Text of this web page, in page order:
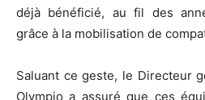
déjà bénéficié, au fil des
grâce à la mobilisation de
Saluant ce geste, le Directeur
Olympio a assuré que ces